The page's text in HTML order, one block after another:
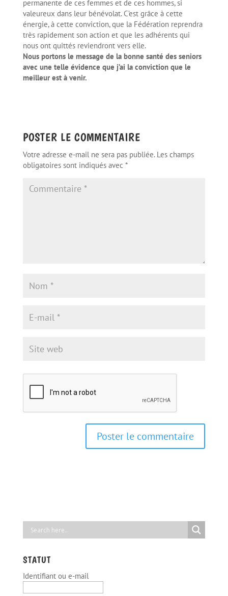
permanente de ces femmes et de ces hommes, si
valeureux dans leur bénévolat. C’est grâce à cette
énergie, à cette conviction, que la Fédération reprendra
très rapidement son action et que les adhérents qui
nous ont quittés reviendront vers elle.
Nous portons le message de la bonne santé des seniors
avec une telle évidence que j’ai la conviction que le
meilleur est à venir.
POSTER LE COMMENTAIRE
Votre adresse e-mail ne sera pas publiée. Les champs
obligatoires sont indiqués avec *
STATUT
Identifiant ou e-mail